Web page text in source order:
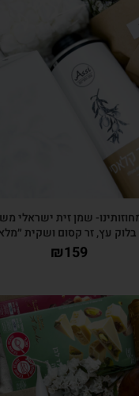
צפייה
שמן זית ישראלי
עץ, זר קסום ושקית
₪159
צפייה